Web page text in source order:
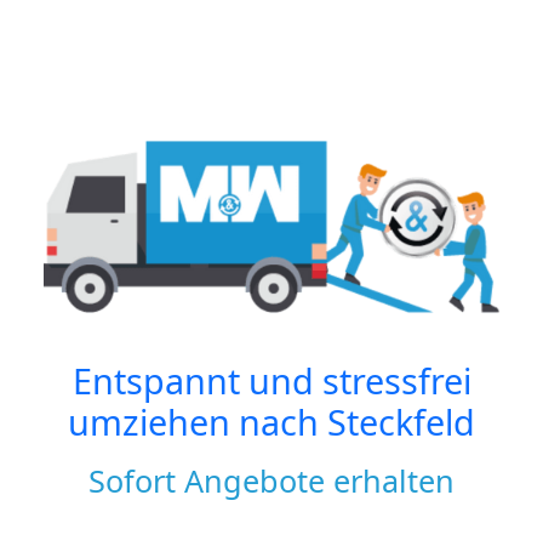
Entspannt und stressfrei
umziehen nach Steckfeld
Sofort Angebote erhalten